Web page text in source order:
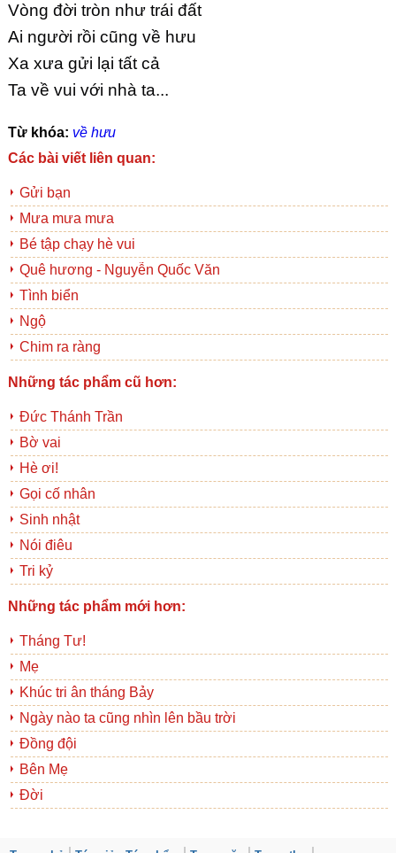
Vòng đời tròn như trái đất
Ai người rồi cũng về hưu
Xa xưa gửi lại tất cả
Ta về vui với nhà ta...
Từ khóa: về hưu
Các bài viết liên quan:
Gửi bạn
Mưa mưa mưa
Bé tập chạy hè vui
Quê hương - Nguyễn Quốc Văn
Tình biển
Ngộ
Chim ra ràng
Những tác phẩm cũ hơn:
Đức Thánh Trần
Bờ vai
Hè ơi!
Gọi cố nhân
Sinh nhật
Nói điêu
Tri kỷ
Những tác phẩm mới hơn:
Tháng Tư!
Mẹ
Khúc tri ân tháng Bảy
Ngày nào ta cũng nhìn lên bầu trời
Đồng đội
Bên Mẹ
Đời